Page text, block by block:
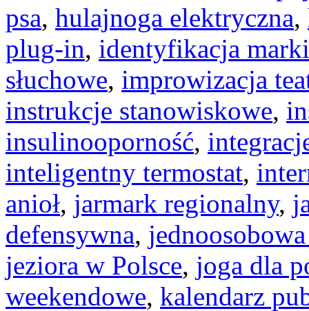
psa, hulajnoga elektryczna,
plug-in, identyfikacja marki
słuchowe, improwizacja
instrukcje stanowiskowe,
insulinooporność,
inteligentny termostat,
anioł, jarmark regionalny,
defensywna,
jeziora w Polsce, joga dla
weekendowe, kalendarz